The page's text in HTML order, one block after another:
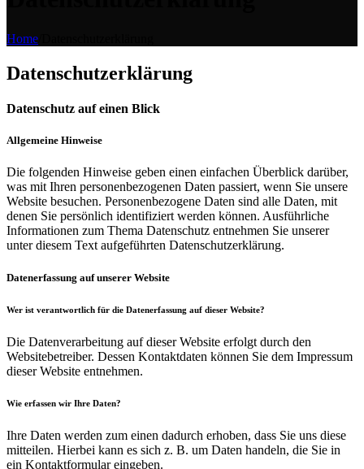
Home
Datenschutzerklärung
Datenschutz auf einen Blick
Allgemeine Hinweise
Die folgenden Hinweise geben einen einfachen Überblick darüber,
was mit Ihren personenbezogenen Daten passiert, wenn Sie unsere
Website besuchen. Personenbezogene Daten sind alle Daten, mit
denen Sie persönlich identifiziert werden können. Ausführliche
Informationen zum Thema Datenschutz entnehmen Sie unserer
unter diesem Text aufgeführten Datenschutzerklärung.
Datenerfassung auf unserer Website
Wer ist verantwortlich für die Datenerfassung auf dieser Website?
Die Datenverarbeitung auf dieser Website erfolgt durch den
Websitebetreiber. Dessen Kontaktdaten können Sie dem Impressum
dieser Website entnehmen.
Wie erfassen wir Ihre Daten?
Ihre Daten werden zum einen dadurch erhoben, dass Sie uns diese
mitteilen. Hierbei kann es sich z. B. um Daten handeln, die Sie in
ein Kontaktformular eingeben.